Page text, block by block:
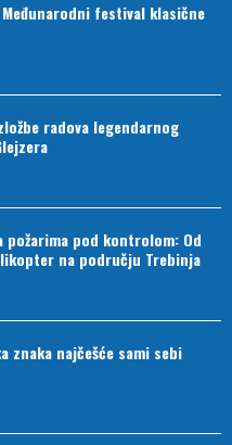
festival klasične
radova legendarnog
požarima pod kontrolom: Od
na području Trebinja
znaka najčešće sami sebi